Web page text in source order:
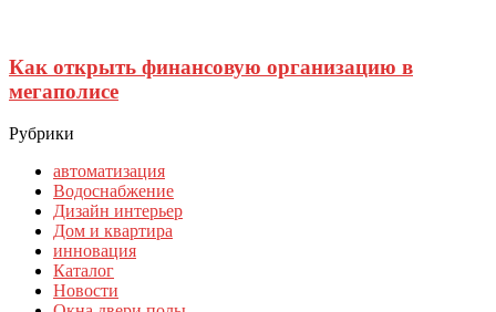
Как открыть финансовую организацию в
мегаполисе
Рубрики
автоматизация
Водоснабжение
Дизайн интерьер
Дом и квартира
инновация
Каталог
Новости